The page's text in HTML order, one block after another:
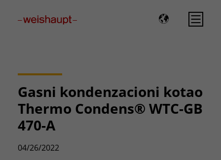
Gasni kondenzacioni kotao
Thermo Condens® WTC-GB
470-A
04/26/2022